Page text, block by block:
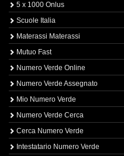
5 x 1000 Onlus
Scuole Italia
Materassi Materassi
Mutuo Fast
Numero Verde Online
Numero Verde Assegnato
Mio Numero Verde
Numero Verde Cerca
Cerca Numero Verde
Intestatario Numero Verde